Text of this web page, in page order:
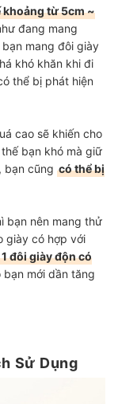
khoảng từ 5cm ~
đang mang
mang đôi giày
khó khăn khi đi
thể bị phát hiện
cao sẽ khiến cho
bạn khó mà giữ
bạn cũng có thể bị
bạn nên mang thử
giày có hợp với
đôi giày độn có
bạn mới dần tăng
Sử Dụng